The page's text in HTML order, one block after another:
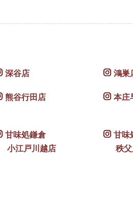
深谷店 鴻巣
熊谷行田店 本庄
甘味処鎌倉
小江戸川越店
甘味
秩父